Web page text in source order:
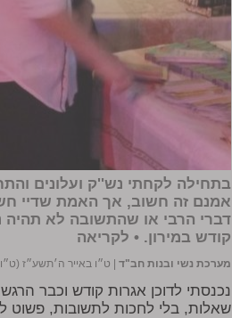
בתחילה לקחתי נש''ק ועלונים
אמנם זה חשוב, אך האמת שדיי
דברי הרבי או שהתשובה לא
קודש במירון. • לקריאה
מערכת נשי ובנות חב"ד ט״ו באייר ה׳תשע״ז (ט״ו
נכנסתי לדוכן אגרות קודש וכבר
שאלות, בלי לחכות לתשובות, פשוט